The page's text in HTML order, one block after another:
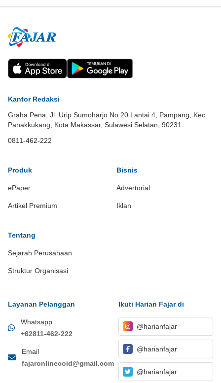
Kantor Redaksi
Graha Pena, Jl. Urip Sumoharjo No.20 Lantai 4, Pampang, Kec.
Panakkukang, Kota Makassar, Sulawesi Selatan, 90231.
0811-462-222
Produk
ePaper
Artikel Premium
Bisnis
Advertorial
Iklan
Tentang
Sejarah Perusahaan
Struktur Organisasi
Layanan Pelanggan
Whatsapp
+62811-462-222
Email
fajaronlinecoid@gmail.com
Ikuti Harian Fajar di
@harianfajar
@harianfajar
@harianfajar